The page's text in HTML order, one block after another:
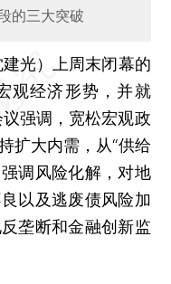
的三大突破
光）
上周末闭幕的
观经济形势，并就
强调，宽松宏观政
扩大内需，从“供给
调风险化解，对地
以及逃废债风险加
垄断和金融创新监